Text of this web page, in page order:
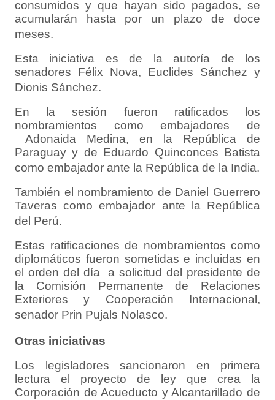
consumidos y que hayan sido pagados, se
acumularán hasta por un plazo de doce
meses.
Esta iniciativa es de la autoría de los
senadores Félix Nova, Euclides Sánchez y
Dionis Sánchez.
En la sesión fueron ratificados los
nombramientos como embajadores de
Adonaida Medina, en la República de
Paraguay y de Eduardo Quinconces Batista
como embajador ante la República de la India.
También el nombramiento de Daniel Guerrero
Taveras como embajador ante la República
del Perú.
Estas ratificaciones de nombramientos como
diplomáticos fueron sometidas e incluidas en
el orden del día a solicitud del presidente de
la Comisión Permanente de Relaciones
Exteriores y Cooperación Internacional,
senador Prin Pujals Nolasco.
Otras iniciativas
Los legisladores sancionaron en primera
lectura el proyecto de ley que crea la
Corporación de Acueducto y Alcantarillado de